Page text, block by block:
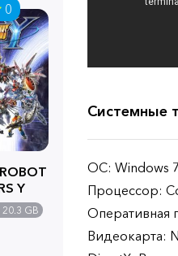
0
Y
GB
Системные
ОС: Windows 7
Процессор:
Оперативная
Видеокарта: